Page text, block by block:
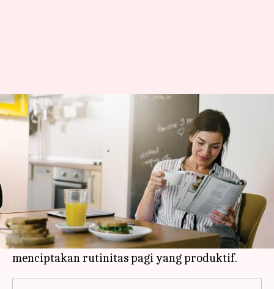
Ide Membiasakan Rutinitas
Pagi untuk Hari yang Produktif
Apr 10, 2023 01:51 pm
Apa ceritanya
Membiasakan rutinitas pagi yang produktif
dapat membantu memulai hari dengan lebih
baik dan efisien. Berikut beberapa ide untuk